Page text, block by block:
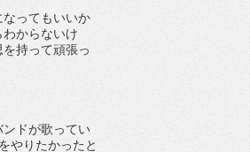
ってもいいか
からないけ
持って頑張っ
ドが歌ってい
やりたかったと